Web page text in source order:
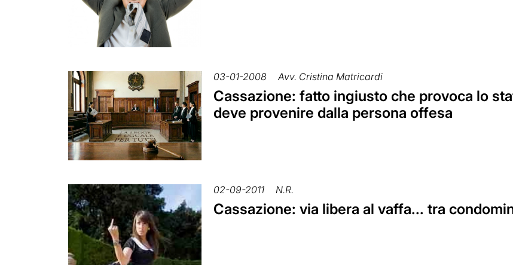
03-01-2008 Avv. Cristina Matricardi
Cassazione: fatto ingiusto che provoca lo
deve provenire dalla persona offesa
02-09-2011 N.R.
Cassazione: via libera al vaffa... tra